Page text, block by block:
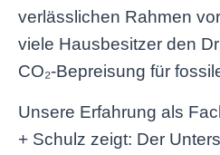
verlässlichen Rahmen
viele Hausbesitzer den
CO₂-Bepreisung für
Unsere Erfahrung als
+ Schulz zeigt: Der